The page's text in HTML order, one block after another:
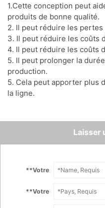
1.Cette conception peut
produits de bonne qualité.
2. Il peut réduire les
3. Il peut réduire les coûts
4. Il peut réduire les coûts
5. Il peut prolonger la
production.
5. Cela peut apporter plus
la ligne.
Laisser
**Votre
**Votre